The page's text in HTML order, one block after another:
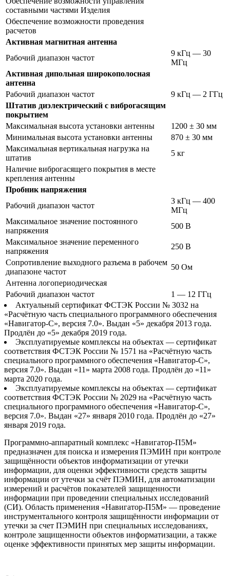
составными частями Изделия
Обеспечение возможности проведения
расчетов
Активная магнитная антенна
Рабочий диапазон частот
9 кГц ― 30
МГц
Активная дипольная широкополосная
антенна
Рабочий диапазон частот
9 кГц ― 2 ГГц
Штатив диэлектрический с виброгасящим
покрытием
Максимальная высота установки антенны
1200 ± 30 мм
Минимальная высота установки антенны
870 ± 30 мм
Максимальная вертикальная нагрузка на
штатив
5 кг
Наличие виброгасящего покрытия в месте
крепления антенны
Пробник напряжения
Рабочий диапазон частот
3 кГц ― 400
МГц
Максимальное значение постоянного
напряжения
500 В
Максимальное значение переменного
напряжения
250 В
Сопротивление выходного разъема в рабочем
диапазоне частот
50 Ом
Антенна логопериодическая
Рабочий диапазон частот
1 ― 12 ГГц
Актуальный сертификат ФСТЭК России № 3032 на
«Расчётную часть специального программного обеспечения
«Навигатор-С», версия 7.0». Выдан «5» декабря 2013 года.
Продлён до «5» декабря 2019 года.
Эксплуатируемые комплексы на объектах ― сертификат
соответствия ФСТЭК России № 1571 на «Расчётную часть
специального программного обеспечения «Навигатор-С»,
версия 7.0». Выдан «11» марта 2008 года. Продлён до «11»
марта 2020 года.
Эксплуатируемые комплексы на объектах ― сертификат
соответствия ФСТЭК России № 2029 на «Расчётную часть
специального программного обеспечения «Навигатор-С»,
версия 7.0». Выдан «27» января 2010 года. Продлён до «27»
января 2019 года.
Программно-аппаратный комплекс «Навигатор-П5М»
предназначен для поиска и измерения ПЭМИН при контроле
защищённости объектов информатизации от утечки
информации, для оценки эффективности средств защиты
информации от утечки за счёт ПЭМИН, для автоматизации
измерений и расчётов показателей защищенности
информации при проведении специальных исследований
(СИ). Область применения «Навигатор-П5М» ― проведение
инструментального контроля защищённости информации от
утечки за счет ПЭМИН при специальных исследованиях,
контроле защищенности объектов информатизации, а также
оценке эффективности принятых мер защиты информации.